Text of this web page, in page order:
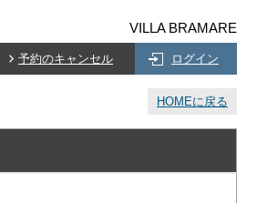
VILLA BRAMARE
予約のキャンセル ログイン
HOMEに戻る